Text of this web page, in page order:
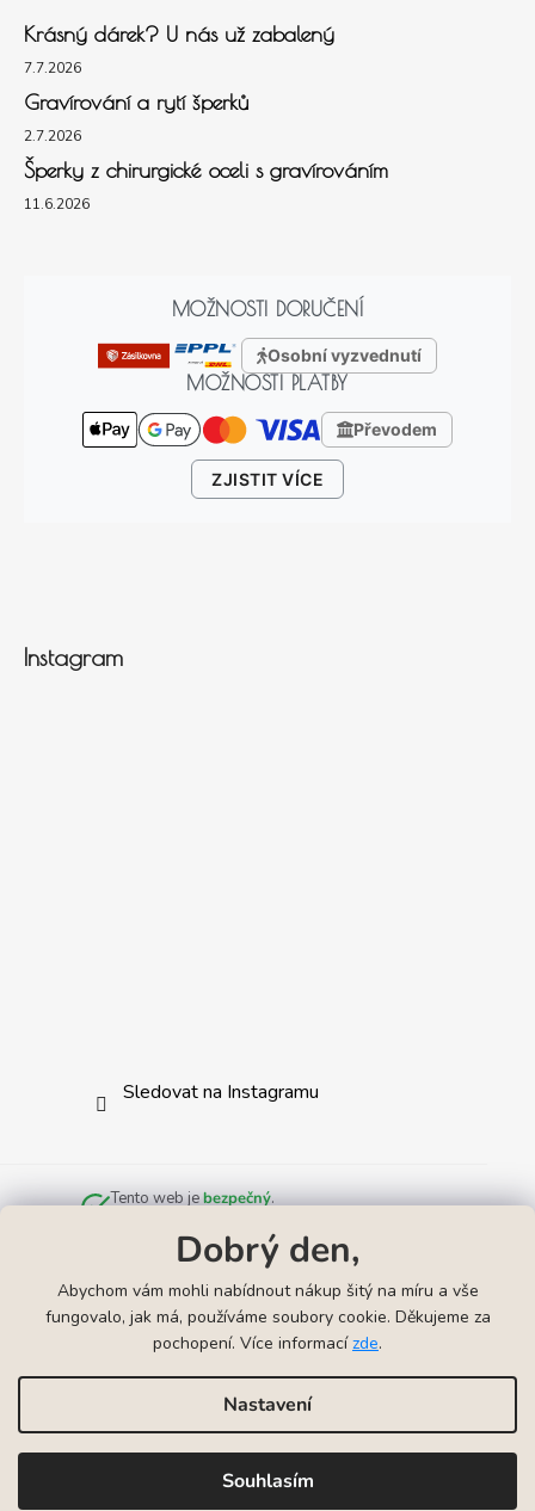
Dobrý den,
Abychom vám mohli nabídnout nákup šitý na míru a vše
fungovalo, jak má, používáme soubory cookie. Děkujeme za
pochopení. Více informacízde.
Nastavení
Souhlasím
Krásný dárek? U nás už zabalený
7.7.2026
Gravírování a rytí šperků
2.7.2026
Šperky z chirurgické oceli s gravírováním
11.6.2026
MOŽNOSTI DORUČENÍ
Osobní vyzvednutí
MOŽNOSTI PLATBY
Převodem
ZJISTIT VÍCE
Instagram
Sledovat na Instagramu
Tento web jebezpečný.
Náhrdelníky k narození miminka
Náramky k narození
Vytvořil Shoptet
VYRYJTO | Gravírování šperků